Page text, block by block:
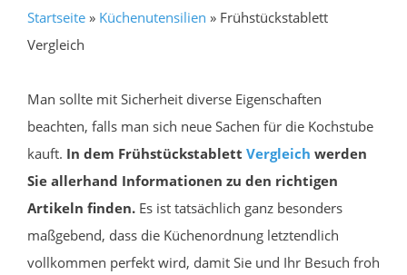
Startseite » Küchenutensilien » Frühstückstablett
Vergleich
Man sollte mit Sicherheit diverse Eigenschaften
beachten, falls man sich neue Sachen für die Kochstube
kauft. In dem Frühstückstablett Vergleich werden
Sie allerhand Informationen zu den richtigen
Artikeln finden. Es ist tatsächlich ganz besonders
maßgebend, dass die Küchenordnung letztendlich
vollkommen perfekt wird, damit Sie und Ihr Besuch froh